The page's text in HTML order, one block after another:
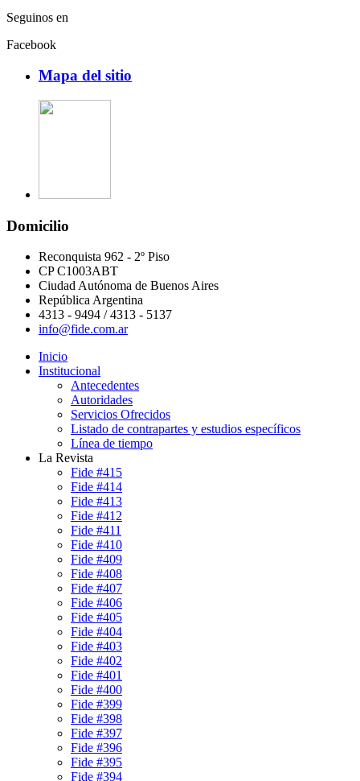
Seguinos en
Facebook
Mapa del sitio
Domicilio
Reconquista 962 - 2º Piso
CP C1003ABT
Ciudad Autónoma de Buenos Aires
República Argentina
4313 - 9494 / 4313 - 5137
info@fide.com.ar
Inicio
Institucional
Antecedentes
Autoridades
Servicios Ofrecidos
Listado de contrapartes y estudios específicos
Línea de tiempo
La Revista
Fide #415
Fide #414
Fide #413
Fide #412
Fide #411
Fide #410
Fide #409
Fide #408
Fide #407
Fide #406
Fide #405
Fide #404
Fide #403
Fide #402
Fide #401
Fide #400
Fide #399
Fide #398
Fide #397
Fide #396
Fide #395
Fide #394